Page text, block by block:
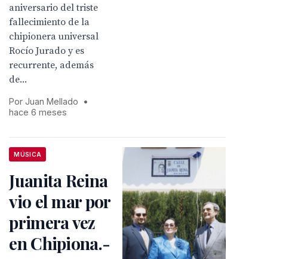
aniversario del triste
fallecimiento de la
chipionera universal
Rocío Jurado y es
recurrente, además
de...
Por Juan Mellado
•
hace 6 meses
MÚSICA
Juanita Reina
vio el mar por
primera vez
en Chipiona.-